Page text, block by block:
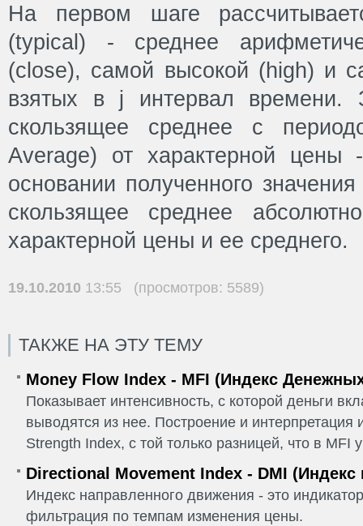
На первом шаге
(typical) - среднее
(close), самой высокой (high) и
взятых в j интервал времени.
скользящее среднее с
Average) от характерной
основании полученного
скользящее среднее
характерной цены и ее среднего.
19.10.2010 13:55 (просмотров: 5589)
ТАКЖЕ НА ЭТУ ТЕМУ
Money Flow Index - MFI (Индекс
Показывает интенсивность, с которой деньги
выводятся из нее. Построение и интерпретация
Strength Index, с той только разницей, что в MFI
Directional Movement Index - DMI
Индекс направленного движения - это
фильтрация по темпам изменения цены.